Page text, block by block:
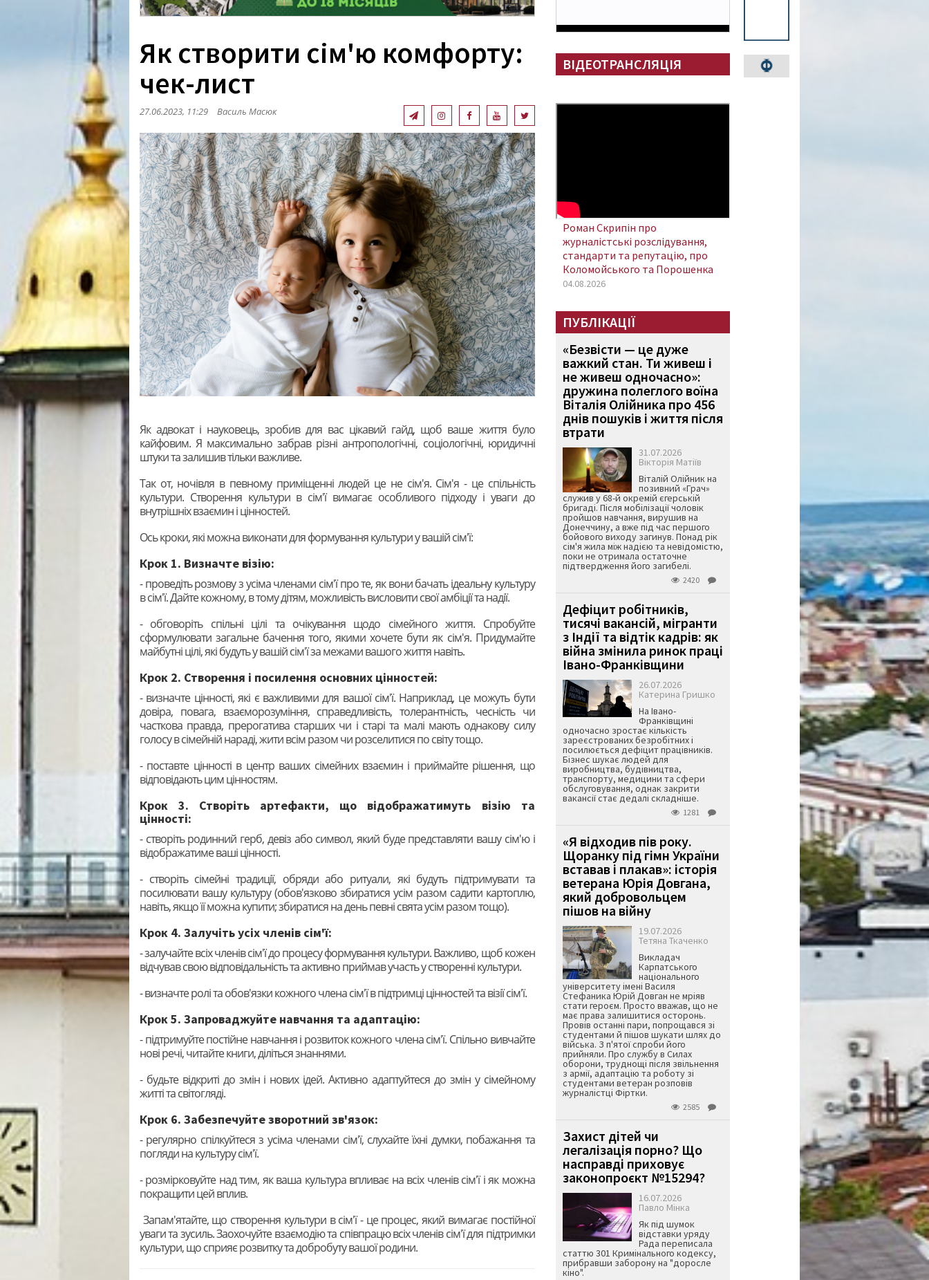
Як створити сім'ю комфорту:
чек-лист
27.06.2023, 11:29 Василь Масюк
Як адвокат і науковець, зробив для вас цікавий гайд, щоб ваше життя було
кайфовим. Я максимально забрав різні антропологічні, соціологічні, юридичні
штуки та залишив тільки важливе.
Так от, ночівля в певному приміщенні людей це не сім'я. Сім'я - це спільність
культури. Створення культури в сім'ї вимагає особливого підходу і уваги до
внутрішніх взаємин і цінностей.
Ось кроки, які можна виконати для формування культури у вашій сім'ї:
Крок 1. Визначте візію:
- проведіть розмову з усіма членами сім'ї про те, як вони бачать ідеальну культуру
в сім'ї. Дайте кожному, в тому дітям, можливість висловити свої амбіції та надії.
- обговоріть спільні цілі та очікування щодо сімейного життя. Спробуйте
сформулювати загальне бачення того, якими хочете бути як сім'я. Придумайте
майбутні цілі, які будуть у вашій сім'ї за межами вашого життя навіть.
Крок 2. Створення і посилення основних цінностей:
- визначте цінності, які є важливими для вашої сім'ї. Наприклад, це можуть бути
довіра, повага, взаєморозуміння, справедливість, толерантність, чесність чи
часткова правда, прерогатива старших чи і старі та малі мають однакову силу
голосу в сімейній нараді, жити всім разом чи розселитися по світу тощо.
- поставте цінності в центр ваших сімейних взаємин і приймайте рішення, що
відповідають цим цінностям.
Крок 3. Створіть артефакти, що відображатимуть візію та
цінності:
- створіть родинний герб, девіз або символ, який буде представляти вашу сім'ю і
відображатиме ваші цінності.
- створіть сімейні традиції, обряди або ритуали, які будуть підтримувати та
посилювати вашу культуру (обов'язково збиратися усім разом садити картоплю,
навіть, якщо її можна купити; збиратися на день певні свята усім разом тощо).
Крок 4. Залучіть усіх членів сім'ї:
- залучайте всіх членів сім'ї до процесу формування культури. Важливо, щоб кожен
відчував свою відповідальність та активно приймав участь у створенні культури.
- визначте ролі та обов'язки кожного члена сім'ї в підтримці цінностей та візії сім'ї.
Крок 5. Запроваджуйте навчання та адаптацію:
- підтримуйте постійне навчання і розвиток кожного члена сім'ї. Спільно вивчайте
нові речі, читайте книги, діліться знаннями.
- будьте відкриті до змін і нових ідей. Активно адаптуйтеся до змін у сімейному
житті та світогляді.
Крок 6. Забезпечуйте зворотний зв'язок:
- регулярно спілкуйтеся з усіма членами сім'ї, слухайте їхні думки, побажання та
погляди на культуру сім'ї.
- розмірковуйте над тим, як ваша культура впливає на всіх членів сім'ї і як можна
покращити цей вплив.
Запам'ятайте, що створення культури в сім'ї - це процес, який вимагає постійної
уваги та зусиль. Заохочуйте взаємодію та співпрацю всіх членів сім'ї для підтримки
культури, що сприяє розвитку та добробуту вашої родини.
ВІДЕОТРАНСЛЯЦІЯ
Роман Скрипін про
журналістські розслідування,
стандарти та репутацію, про
Коломойського та Порошенка
04.08.2026
ПУБЛІКАЦІЇ
«Безвісти — це дуже
важкий стан. Ти живеш і
не живеш одночасно»:
дружина полеглого воїна
Віталія Олійника про 456
днів пошуків і життя після
втрати
31.07.2026
Вікторія Матіїв
Віталій Олійник на
позивний «Грач»
служив у 68-й окремій єгерській
бригаді. Після мобілізації чоловік
пройшов навчання, вирушив на
Донеччину, а вже під час першого
бойового виходу загинув. Понад рік
сім'я жила між надією та невідомістю,
поки не отримала остаточне
підтвердження його загибелі.
2420
Дефіцит робітників,
тисячі вакансій, мігранти
з Індії та відтік кадрів: як
війна змінила ринок праці
Івано-Франківщини
26.07.2026
Катерина Гришко
На Івано-
Франківщині
одночасно зростає кількість
зареєстрованих безробітних і
посилюється дефіцит працівників.
Бізнес шукає людей для
виробництва, будівництва,
транспорту, медицини та сфери
обслуговування, однак закрити
вакансії стає дедалі складніше.
1281
«Я відходив пів року.
Щоранку під гімн України
вставав і плакав»: історія
ветерана Юрія Довгана,
який добровольцем
пішов на війну
19.07.2026
Тетяна Ткаченко
Викладач
Карпатського
національного
університету імені Василя
Стефаника Юрій Довган не мріяв
стати героєм. Просто вважав, що не
має права залишитися осторонь.
Провів останні пари, попрощався зі
студентами й пішов шукати шлях до
війська. З п'ятої спроби його
прийняли. Про службу в Силах
оборони, труднощі після звільнення
з армії, адаптацію та роботу зі
студентами ветеран розповів
журналістці Фіртки.
2585
Захист дітей чи
легалізація порно? Що
насправді приховує
законопроєкт №15294?
16.07.2026
Павло Мінка
Як під шумок
відставки уряду
Рада переписала
статтю 301 Кримінального кодексу,
прибравши заборону на "доросле
кіно".